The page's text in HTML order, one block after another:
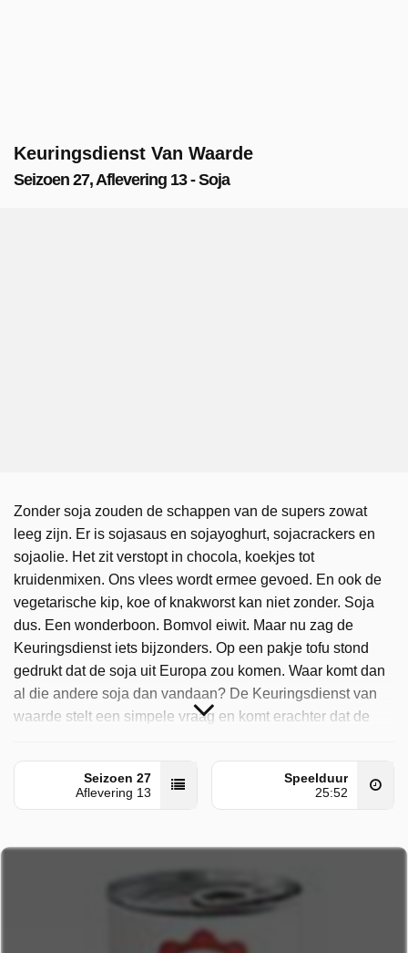
Keuringsdienst Van Waarde
Seizoen 27, Aflevering 13 - Soja
Zonder soja zouden de schappen van de supers zowat
leeg zijn. Er is sojasaus en sojayoghurt, sojacrackers en
sojaolie. Het zit verstopt in chocola, koekjes tot
kruidenmixen. Ons vlees wordt ermee gevoed. En ook de
vegetarische kip, koe of knakworst kan niet zonder. Soja
dus. Een wonderboon. Bomvol eiwit. Maar nu zag de
Keuringsdienst iets bijzonders. Op een pakje tofu stond
gedrukt dat de soja uit Europa zou komen. Waar komt dan
al die andere soja dan vandaan? De Keuringsdienst van
waarde stelt een simpele vraag en komt erachter dat de
soja aankomt.
Keuringsdienst Van Waarde is door NPO 1 uitgezonden op
Seizoen 27
Aflevering 13
Speelduur
25:52